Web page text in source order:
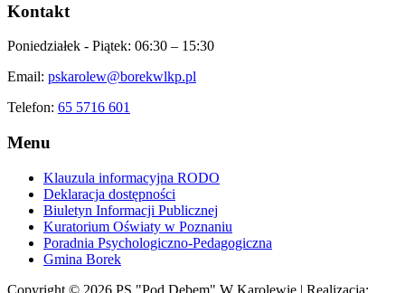
Kontakt
Poniedziałek - Piątek: 06:30 – 15:30
Email: pskarolew@borekwlkp.pl
Telefon: 65 5716 601
Menu
Klauzula informacyjna RODO
Deklaracja dostępności
Biuletyn Informacji Publicznej
Kuratorium Oświaty w Poznaniu
Poradnia Psychologiczno-Pedagogiczna
Gmina Borek
Copyright © 2026 PS "Pod Dębem" W Karolewie | Realizacja: